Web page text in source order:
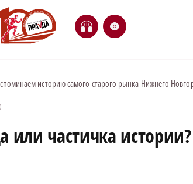
H e
историю самого старого рынка Нижнего
или частичка